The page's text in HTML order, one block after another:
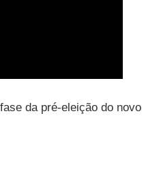
da pré-eleição do novo